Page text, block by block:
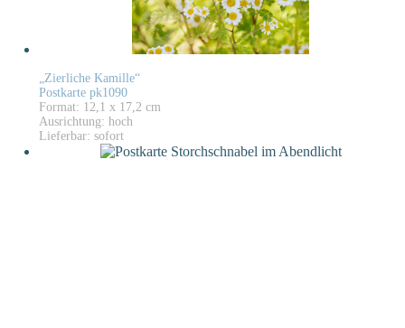
„Zierliche Kamille“
Postkarte pk1090
Format: 12,1 x 17,2 cm
Ausrichtung: hoch
Lieferbar: sofort